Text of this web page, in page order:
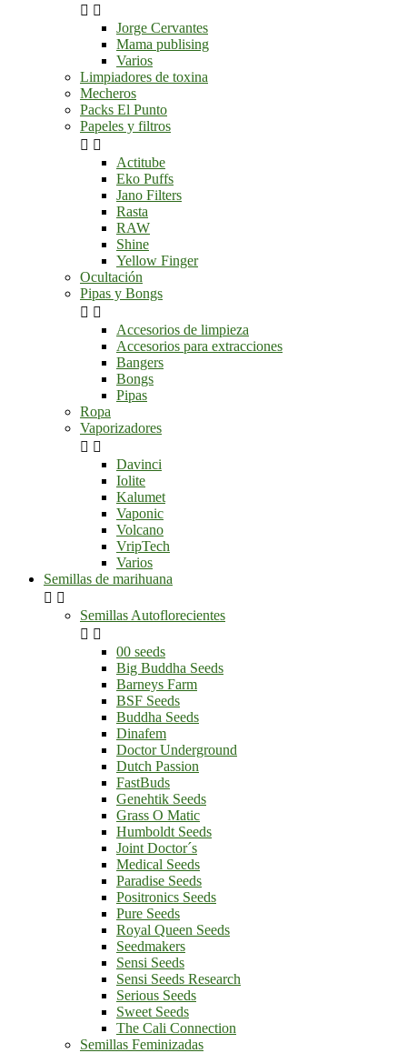
 
Jorge Cervantes
Mama publising
Varios
Limpiadores de toxina
Mecheros
Packs El Punto
Papeles y filtros
 
Actitube
Eko Puffs
Jano Filters
Rasta
RAW
Shine
Yellow Finger
Ocultación
Pipas y Bongs
 
Accesorios de limpieza
Accesorios para extracciones
Bangers
Bongs
Pipas
Ropa
Vaporizadores
 
Davinci
Iolite
Kalumet
Vaponic
Volcano
VripTech
Varios
Semillas de marihuana
 
Semillas Autoflorecientes
 
00 seeds
Big Buddha Seeds
Barneys Farm
BSF Seeds
Buddha Seeds
Dinafem
Doctor Underground
Dutch Passion
FastBuds
Genehtik Seeds
Grass O Matic
Humboldt Seeds
Joint Doctor´s
Medical Seeds
Paradise Seeds
Positronics Seeds
Pure Seeds
Royal Queen Seeds
Seedmakers
Sensi Seeds
Sensi Seeds Research
Serious Seeds
Sweet Seeds
The Cali Connection
Semillas Feminizadas